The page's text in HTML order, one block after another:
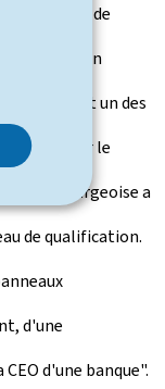
besoin de
transition
talents est un des
Pour le
a
de qualification.
d'une
d'une banque".